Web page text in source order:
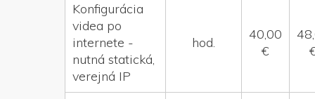
Konfigurácia
videa po
internete -
nutná statická,
verejná IP
hod.
40,00
€